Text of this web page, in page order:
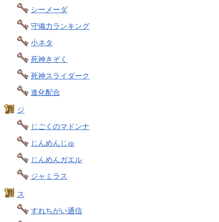
シーメーダ
守備力ランキング
小ネタ
死神きぞく
死神スライダーク
進化配合
ジ
じごくのマドンナ
じんめんじゅ
じんめんガエル
ジャミラス
ス
すれちがい通信